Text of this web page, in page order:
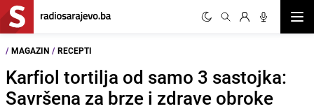
/ MAGAZIN / RECEPTI
Karfiol tortilja od samo 3 sastojka:
Savršena za brze i zdrave obroke